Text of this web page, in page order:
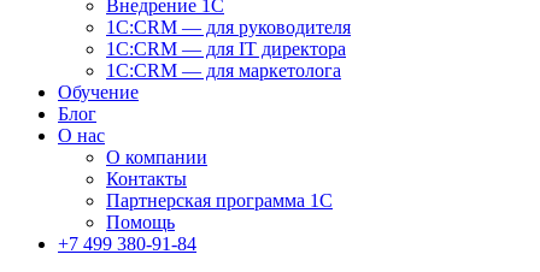
Внедрение 1C
1С:CRM — для руководителя
1С:CRM — для IT директора
1С:CRM — для маркетолога
Обучение
Блог
О нас
О компании
Контакты
Партнерская программа 1С
Помощь
+7 499 380-91-84